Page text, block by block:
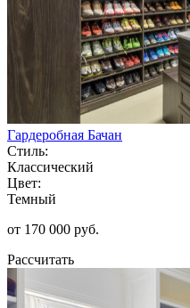
Гардеробная Бачан
Стиль:
Классический
Цвет:
Темный
от 170 000 руб.
Рассчитать